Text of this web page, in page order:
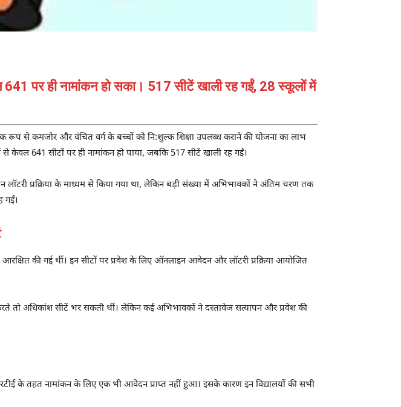
पर ही नामांकन हो सका। 517 सीटें खाली रह गईं, 28 स्कूलों में
रूप से कमजोर और वंचित वर्ग के बच्चों को नि:शुल्क शिक्षा उपलब्ध कराने की योजना का लाभ
केवल 641 सीटों पर ही नामांकन हो पाया, जबकि 517 सीटें खाली रह गईं।
प्रक्रिया के माध्यम से किया गया था, लेकिन बड़ी संख्या में अभिभावकों ने अंतिम चरण तक
गईं।
की गई थीं। इन सीटों पर प्रवेश के लिए ऑनलाइन आवेदन और लॉटरी प्रक्रिया आयोजित
तो अधिकांश सीटें भर सकती थीं। लेकिन कई अभिभावकों ने दस्तावेज सत्यापन और प्रवेश की
के तहत नामांकन के लिए एक भी आवेदन प्राप्त नहीं हुआ। इसके कारण इन विद्यालयों की सभी